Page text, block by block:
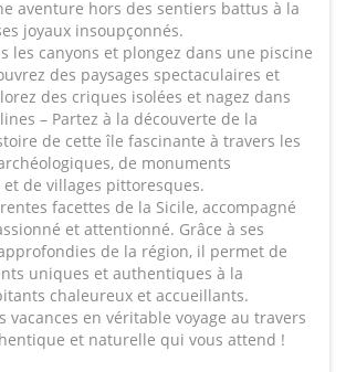
aventure hors des sentiers battus à la
joyaux insoupçonnés.
les canyons et plongez dans une piscine
des paysages spectaculaires et
des criques isolées et nagez dans
– Partez à la découverte de la
de cette île fascinante à travers les
de monuments
de villages pittoresques.
facettes de la Sicile, accompagné
et attentionné. Grâce à ses
de la région, il permet de
uniques et authentiques à la
chaleureux et accueillants.
vacances en véritable voyage au travers
et naturelle qui vous attend !